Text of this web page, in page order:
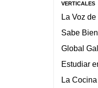
VERTICALES
La Voz
Sabe Bien
Global
Estudiar
La